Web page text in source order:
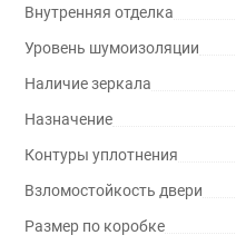
Внутренняя отделка
Уровень шумоизоляции
Наличие зеркала
Назначение
Контуры уплотнения
Взломостойкость двери
Размер по коробке